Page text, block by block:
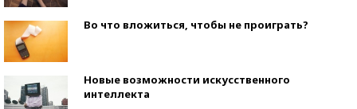
Во что вложиться, чтобы не проиграть?
Новые возможности искусственного
интеллекта